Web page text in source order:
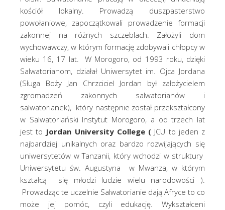
kościół lokalny. Prowadzą duszpasterstwo
powołaniowe, zapoczątkowali prowadzenie formacji
zakonnej na różnych szczeblach. Założyli dom
wychowawczy, w którym formację zdobywali chłopcy w
wieku 16, 17 lat. W Morogoro, od 1993 roku, dzięki
Salwatorianom, działał Uniwersytet im. Ojca Jordana
(Sługa Boży Jan Chrzciciel Jordan był założycielem
zgromadzeń zakonnych salwatorianów i
salwatorianek), który następnie został przekształcony
w Salwatoriański Instytut Morogoro, a od trzech lat
jest to Jordan University College( JCU to jeden z
najbardziej unikalnych oraz bardzo rozwijających się
uniwersytetów w Tanzanii, który wchodzi w struktury
Uniwersytetu św. Augustyna w Mwanza, w którym
kształcą się młodzi ludzie wielu narodowości ).
Prowadząc te uczelnie Salwatorianie dają Afryce to co
może jej pomóc, czyli edukację. Wykształceni